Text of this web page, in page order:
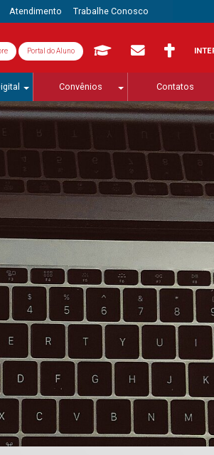
Atendimento Trabalhe Conosco
Portal do Aluno
Convênios Contatos